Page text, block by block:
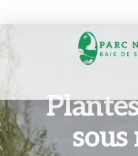
sous